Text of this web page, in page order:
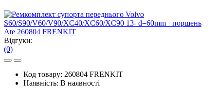
Відгуки:
(0)
Код товару: 260804 FRENKIT
Наявність: В наявності